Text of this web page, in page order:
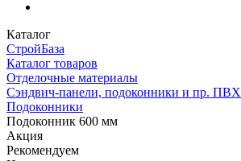
Каталог
СтройБаза
Каталог товаров
Отделочные материалы
Сэндвич-панели, подоконники и пр. ПВХ
Подоконники
Подоконник 600 мм
Акция
Рекомендуем